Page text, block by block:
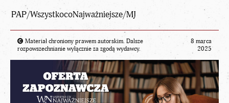
PAP/WszystkocoNajważniejsze/MJ
Materiał chroniony prawem autorskim. Dalsze
rozpowszechnianie wyłącznie za zgodą wydawcy.
8 marca
2025